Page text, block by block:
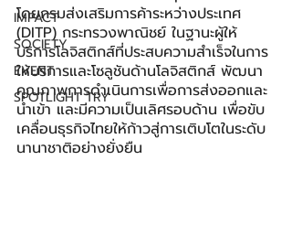
IMPACT
SOCIETY
EVENT
SPOTLIGHT TRY
โดยกรมส่งเสริมการค้าระหว่างประเทศ
(DITP) กระทรวงพาณิชย์ ในฐานะผู้ให้
บริการโลจิสติกส์ที่ประสบความสำเร็จในการ
ให้บริการและโซลูชันด้านโลจิสติกส์ พัฒนา
คุณภาพการดำเนินการเพื่อการส่งออกและ
นำเข้า และมีความเป็นเลิศรอบด้าน เพื่อขับ
เคลื่อนธุรกิจไทยให้ก้าวสู่การเติบโตในระดับ
นานาชาติอย่างยั่งยืน